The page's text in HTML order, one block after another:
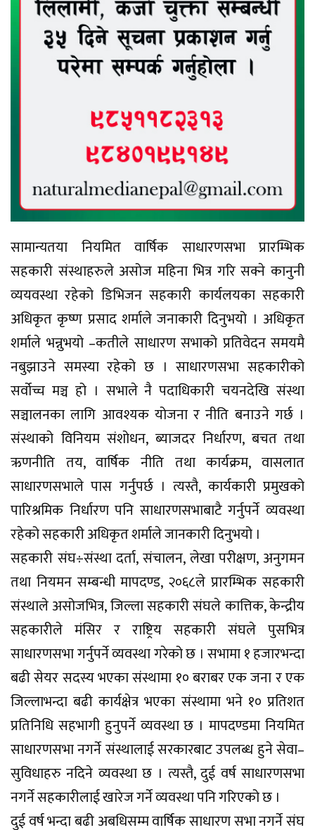
सामान्यतया नियमित वार्षिक साधारणसभा प्रारम्भिक
सहकारी संस्थाहरुले असोज महिना भित्र गरि सक्ने कानुनी
व्ययवस्था रहेको डिभिजन सहकारी कार्यलयका सहकारी
अधिकृत कृष्ण प्रसाद शर्माले जनाकारी दिनुभयो । अधिकृत
शर्माले भन्नुभयो –कतीले साधारण सभाको प्रतिवेदन समयमै
नबुझाउने समस्या रहेको छ । साधारणसभा सहकारीको
सर्वोच्च मञ्च हो । सभाले नै पदाधिकारी चयनदेखि संस्था
सञ्चालनका लागि आवश्यक योजना र नीति बनाउने गर्छ ।
संस्थाको विनियम संशोधन, ब्याजदर निर्धारण, बचत तथा
ऋणनीति तय, वार्षिक नीति तथा कार्यक्रम, वासलात
साधारणसभाले पास गर्नुपर्छ । त्यस्तै, कार्यकारी प्रमुखको
पारिश्रमिक निर्धारण पनि साधारणसभाबाटै गर्नुपर्ने व्यवस्था
रहेको सहकारी अधिकृत शर्माले जानकारी दिनुभयो ।
सहकारी संघ÷संस्था दर्ता, संचालन, लेखा परीक्षण, अनुगमन
तथा नियमन सम्बन्धी मापदण्ड, २०६८ले प्रारम्भिक सहकारी
संस्थाले असोजभित्र, जिल्ला सहकारी संघले कात्तिक, केन्द्रीय
सहकारीले मंसिर र राष्ट्रिय सहकारी संघले पुसभित्र
साधारणसभा गर्नुपर्ने व्यवस्था गरेको छ । सभामा १ हजारभन्दा
बढी सेयर सदस्य भएका संस्थामा १० बराबर एक जना र एक
जिल्लाभन्दा बढी कार्यक्षेत्र भएका संस्थामा भने १० प्रतिशत
प्रतिनिधि सहभागी हुनुपर्ने व्यवस्था छ । मापदण्डमा नियमित
साधारणसभा नगर्ने संस्थालाई सरकारबाट उपलब्ध हुने सेवा–
सुविधाहरु नदिने व्यवस्था छ । त्यस्तै, दुई वर्ष साधारणसभा
नगर्ने सहकारीलाई खारेज गर्ने व्यवस्था पनि गरिएको छ ।
दुई वर्ष भन्दा बढी अबधिसम्म वार्षिक साधारण सभा नगर्ने संघ